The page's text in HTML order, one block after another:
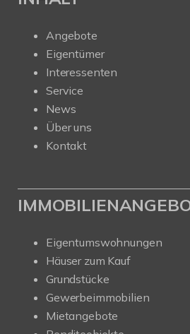
Angebote
Eigentümer
Interessenten
Service
News
Über uns
Kontakt
Eigentumswohnungen
Häuser zum Kauf
Grundstücke
Gewerbeimmobilien
Mietangebote